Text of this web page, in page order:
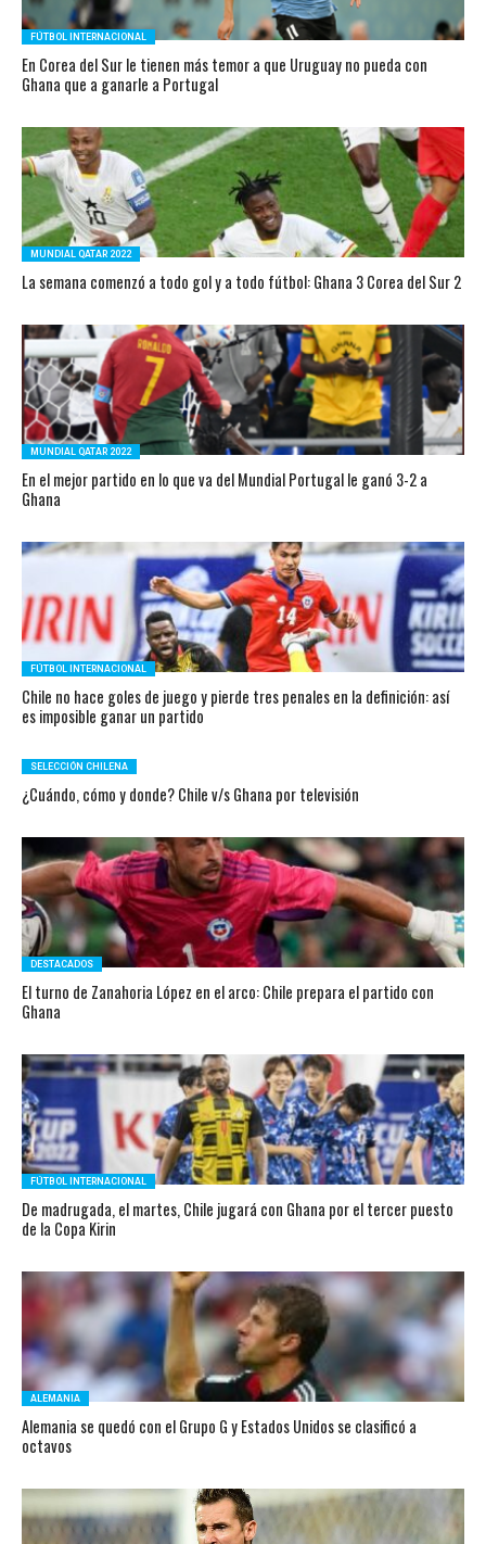
FÚTBOL INTERNACIONAL
En Corea del Sur le tienen más temor a que Uruguay no pueda con
Ghana que a ganarle a Portugal
MUNDIAL QATAR 2022
La semana comenzó a todo gol y a todo fútbol: Ghana 3 Corea del Sur 2
MUNDIAL QATAR 2022
En el mejor partido en lo que va del Mundial Portugal le ganó 3-2 a
Ghana
FÚTBOL INTERNACIONAL
Chile no hace goles de juego y pierde tres penales en la definición: así
es imposible ganar un partido
SELECCIÓN CHILENA
¿Cuándo, cómo y donde? Chile v/s Ghana por televisión
DESTACADOS
El turno de Zanahoria López en el arco: Chile prepara el partido con
Ghana
FÚTBOL INTERNACIONAL
De madrugada, el martes, Chile jugará con Ghana por el tercer puesto
de la Copa Kirin
ALEMANIA
Alemania se quedó con el Grupo G y Estados Unidos se clasificó a
octavos